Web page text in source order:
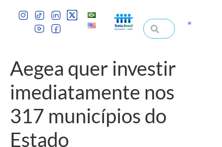
Aegea quer investir
imediatamente nos
317 municípios do
Estado